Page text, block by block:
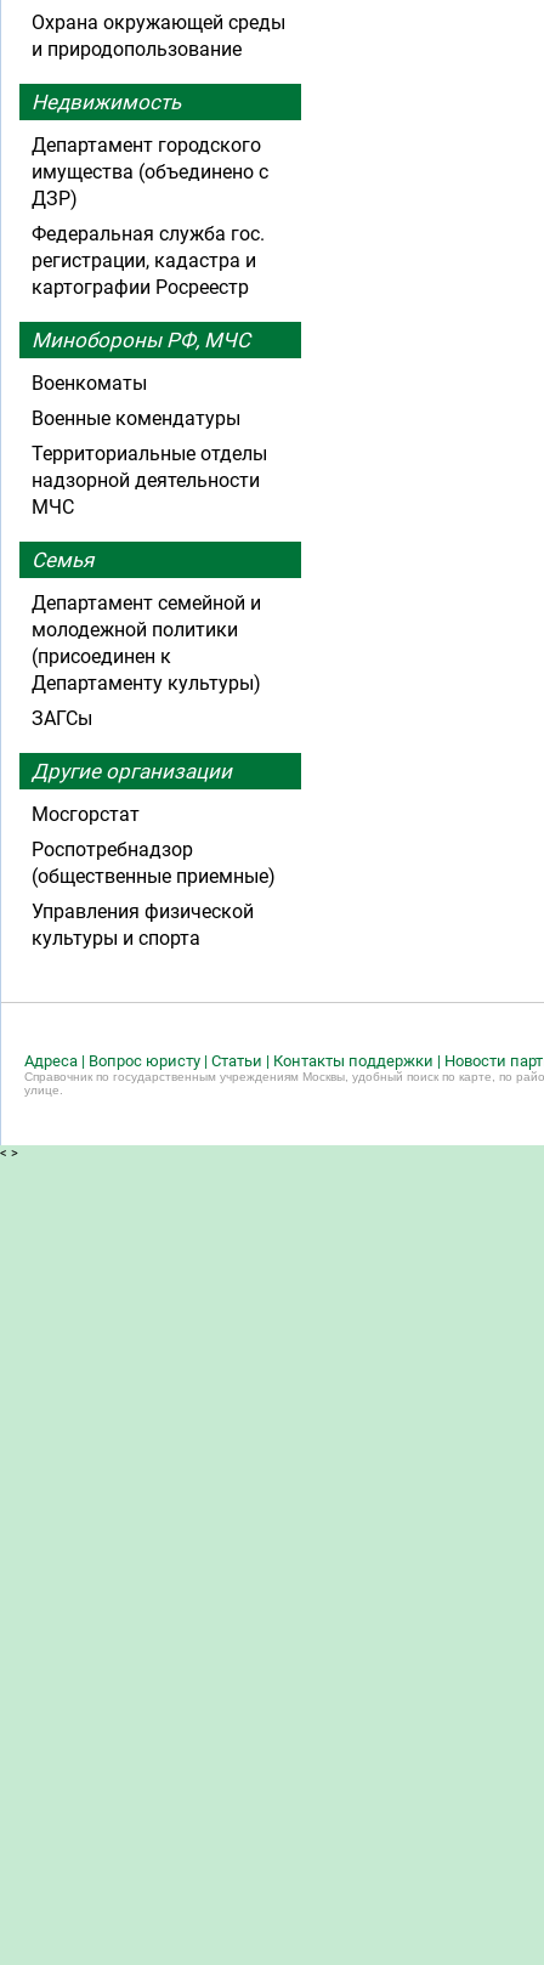
Охрана окружающей среды
и природопользование
Недвижимость
Департамент городского
имущества (объединено с
ДЗР)
Федеральная служба гос.
регистрации, кадастра и
картографии Росреестр
Минобороны РФ, МЧС
Военкоматы
Военные комендатуры
Территориальные отделы
надзорной деятельности
МЧС
Семья
Департамент семейной и
молодежной политики
(присоединен к
Департаменту культуры)
ЗАГСы
Другие организации
Мосгорстат
Роспотребнадзор
(общественные приемные)
Управления физической
культуры и спорта
Адреса | Вопрос юристу | Статьи | Контакты поддержки | Новости
Справочник по государственным учреждениям Москвы, удобный поиск по карте, по
улице.
< >